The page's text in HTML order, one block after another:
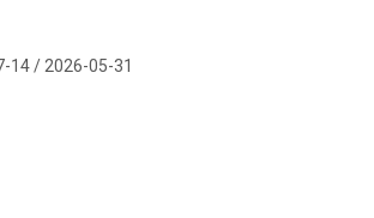
14 / 2026-05-31